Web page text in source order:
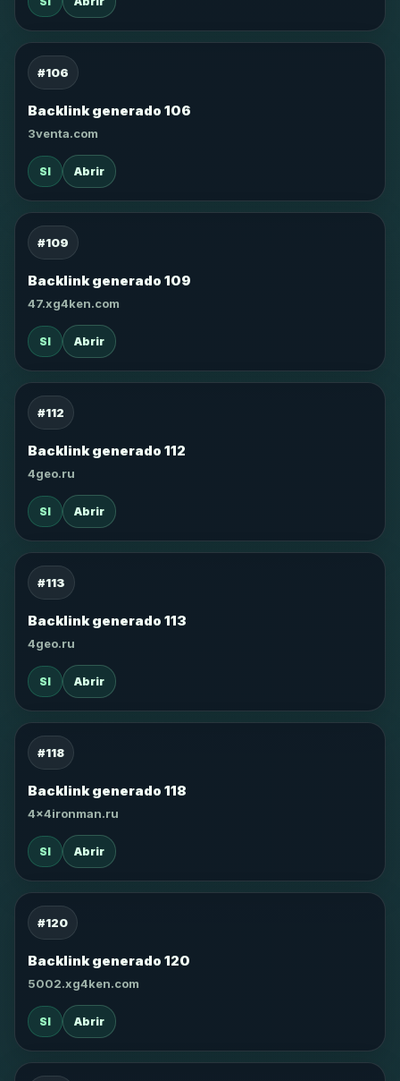
#106
Backlink generado 106
3venta.com
SI Abrir
#109
Backlink generado 109
47.xg4ken.com
SI Abrir
#112
Backlink generado 112
4geo.ru
SI Abrir
#113
Backlink generado 113
4geo.ru
SI Abrir
#118
Backlink generado 118
4x4ironman.ru
SI Abrir
#120
Backlink generado 120
5002.xg4ken.com
SI Abrir